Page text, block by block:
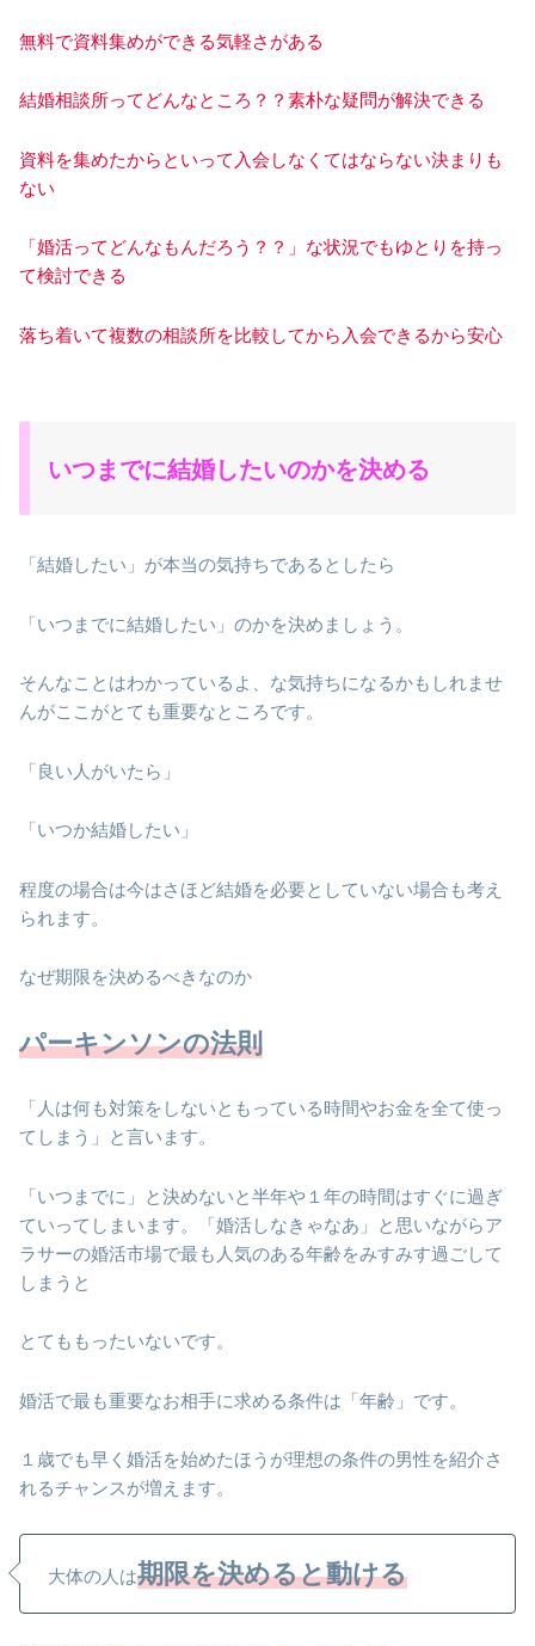
無料で資料集めができる気軽さがある
結婚相談所ってどんなところ？？素朴な疑問が解決できる
資料を集めたからといって入会しなくてはならない決まりも
ない
「婚活ってどんなもんだろう？？」な状況でもゆとりを持っ
て検討できる
落ち着いて複数の相談所を比較してから入会できるから安心
いつまでに結婚したいのかを決める
「結婚したい」が本当の気持ちであるとしたら
「いつまでに結婚したい」のかを決めましょう。
そんなことはわかっているよ、な気持ちになるかもしれませ
んがここがとても重要なところです。
「良い人がいたら」
「いつか結婚したい」
程度の場合は今はさほど結婚を必要としていない場合も考え
られます。
なぜ期限を決めるべきなのか
パーキンソンの法則
「人は何も対策をしないともっている時間やお金を全て使っ
てしまう」と言います。
「いつまでに」と決めないと半年や１年の時間はすぐに過ぎ
ていってしまいます。「婚活しなきゃなあ」と思いながらア
ラサーの婚活市場で最も人気のある年齢をみすみす過ごして
しまうと
とてももったいないです。
婚活で最も重要なお相手に求める条件は「年齢」です。
１歳でも早く婚活を始めたほうが理想の条件の男性を紹介さ
れるチャンスが増えます。
大体の人は期限を決めると動ける